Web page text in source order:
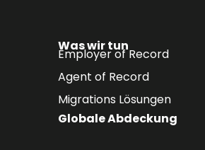
Was wir tun
Employer of Record
Agent of Record
Migrations Lösungen
Globale Abdeckung